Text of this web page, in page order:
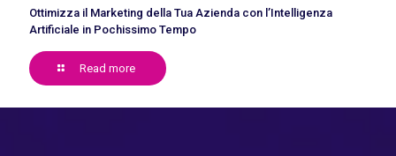
Ottimizza il Marketing della Tua Azienda con l’Intelligenza
Artificiale in Pochissimo Tempo
Read more